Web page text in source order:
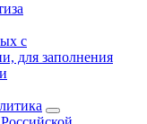
с
для заполнения